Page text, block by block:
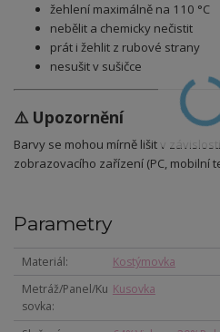
žehlení maximálně na 110 °C
nebělit a chemicky nečistit
prát i žehlit z rubové strany
nesušit v sušičce
⚠️ Upozornění
Barvy se mohou mírně lišit v
zobrazovacího zařízení (PC, mobilní
Parametry
Materiál
Kostýmovka
Metráž/Panel/Ku
sovka
Kusovka